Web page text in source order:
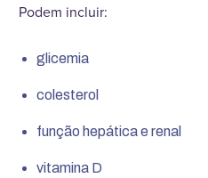
Podem incluir:
glicemia
colesterol
função hepática e renal
vitamina D